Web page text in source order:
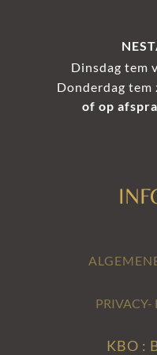
Dinsdag tem
Donderdag tem
of op
PRIVACY-
KBO :